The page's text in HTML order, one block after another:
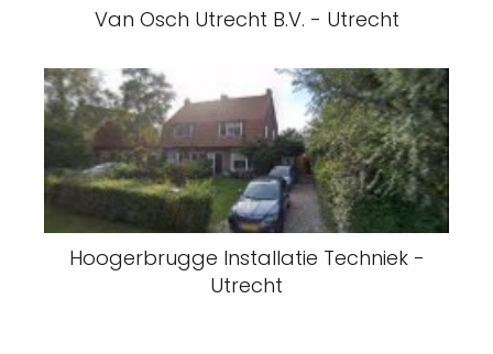
Van Osch Utrecht B.V. - Utrecht
Hoogerbrugge Installatie Techniek -
Utrecht